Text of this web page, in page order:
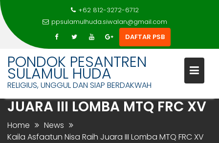
Skip
content
+62 812-3272-6712
ppsulamulhuda.siwalan@gmail.com
DAFTAR PSB
PONDOK PESANTREN
SULAMUL HUDA
RELIGIUS, UNGGUL DAN SIAP BERDAKWAH
KAILA ASFAATUN NISA RAIH
JUARA III LOMBA MTQ FRC XV
Home
News
Kaila Asfaatun Nisa Raih Juara III Lomba MTQ FRC XV